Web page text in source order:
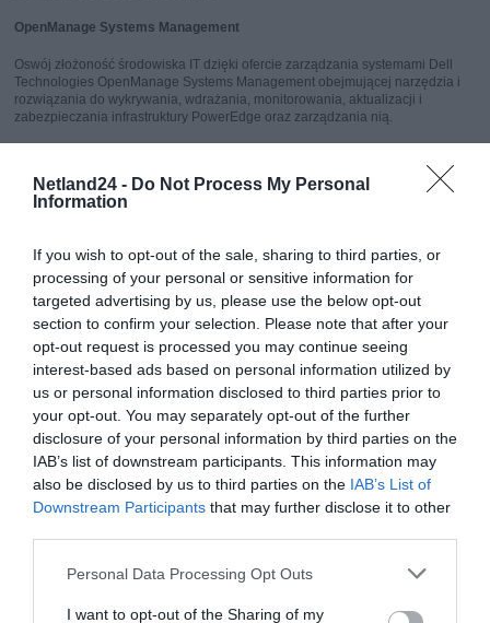
Netland24 - Do Not Process My Personal
Information
If you wish to opt-out of the sale, sharing to third parties, or
processing of your personal or sensitive information for
targeted advertising by us, please use the below opt-out
section to confirm your selection. Please note that after your
opt-out request is processed you may continue seeing
interest-based ads based on personal information utilized by
us or personal information disclosed to third parties prior to
your opt-out. You may separately opt-out of the further
disclosure of your personal information by third parties on the
IAB’s list of downstream participants. This information may
also be disclosed by us to third parties on the IAB’s List of
Downstream Participants that may further disclose it to other
Personal Data Processing Opt Outs
I want to opt-out of the Sharing of my
OpenManage Systems Management
Oswój złożoność środowiska IT dzięki ofercie zarządzania systemami Dell
Technologies OpenManage Systems Management obejmującej narzędzia i
rozwiązania do wykrywania, wdrażania, monitorowania, aktualizacji i
zabezpieczania infrastruktury PowerEdge oraz zarządzania nią.
Zintegruj narzędzia w całej swojej ofercie z rozwiązaniami PowerEdge
iDRAC, OpenManage Enterprise i CloudIQ, które pomagają organizacjom
Wbudowane zabezpieczenia
Chroń produkty na każdym etapie cyklu życia dzięki odpornej na awarie
architekturze PowerEdge, która pomaga przyspieszyć wdrożenie strategii
bezpieczeństwa opartej na modelu „zero trust". Od technologii Silicon Root of
Trust, zabezpieczonej weryfikacji podzespołów, podpisanego
oprogramowania wewnętrznego i wykrywania zmian po odzyskiwanie
systemu BIOS i dynamiczną blokadę systemu - możesz mieć pewność, że
serwery są bezpieczne.
Konsulting
Usługi konsultingowe to fachowa pomoc w rozwijaniu, optymalizowaniu i
transformowaniu firmowej infrastruktury IT we własnym tempie i w miarę
doświadczonych specjalistów ds. zarządzania programami. Dajemy naszym
klientom pewność, że projekt będzie prowadzony prawidłowo i terminowo.